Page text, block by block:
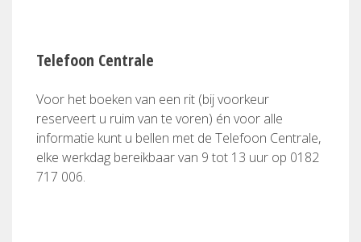
Telefoon Centrale
Voor het boeken van een rit (bij voorkeur
reserveert u ruim van te voren) én voor alle
informatie kunt u bellen met de Telefoon Centrale,
elke werkdag bereikbaar van 9 tot 13 uur op 0182
717 006.